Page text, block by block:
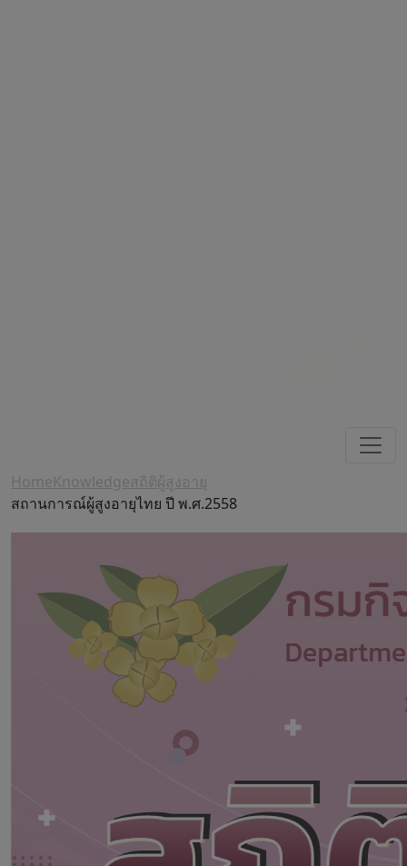
HomeKnowledgeสถิติผู้สูงอายุ
สถานการณ์ผู้สูงอายุไทย ปี พ.ศ.2558